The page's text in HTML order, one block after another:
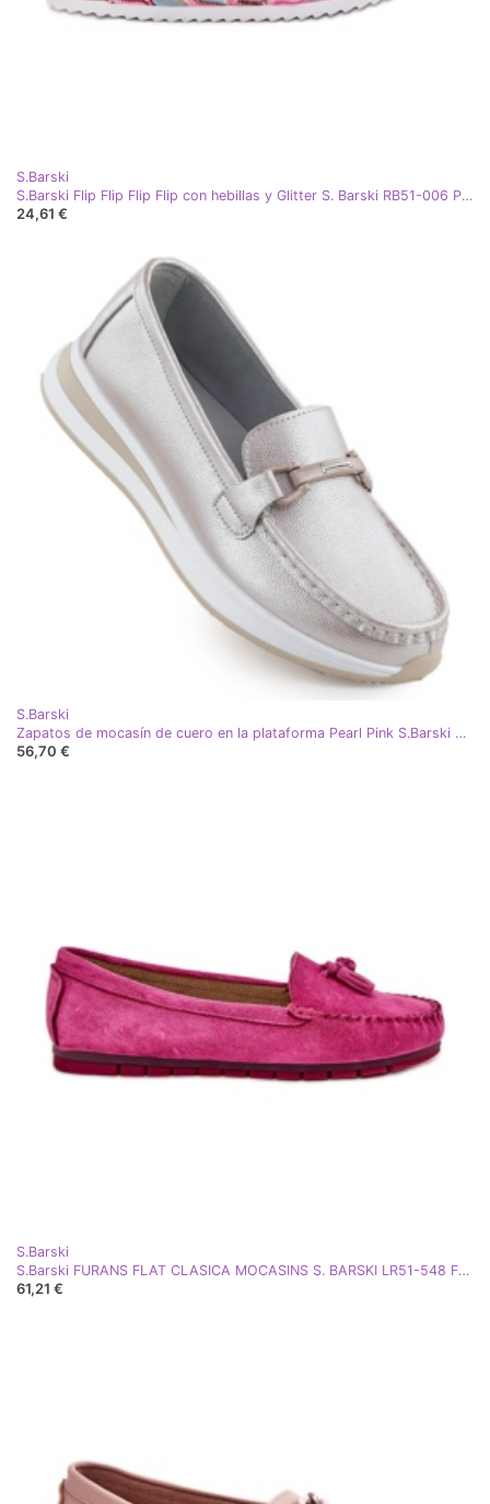
S.Barski
S.Barski Flip Flip Flip Flip con hebillas y Glitter S. Barski RB51-006 Pink rosa
24,61 €
S.Barski
Zapatos de mocasín de cuero en la plataforma Pearl Pink S.Barski GR51-598 rosa
56,70 €
S.Barski
S.Barski FURANS FLAT CLASICA MOCASINS S. BARSKI LR51-548 FUKSJA rosa
61,21 €